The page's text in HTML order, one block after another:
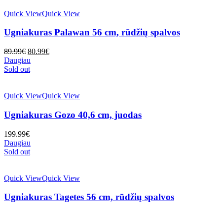
Quick ViewQuick View
Ugniakuras Palawan 56 cm, rūdžių spalvos
89.99€ Original
price
was:
80.99€Current
Daugiau
Sold out
Quick ViewQuick View
Ugniakuras Gozo 40,6 cm, juodas
199.99€
Daugiau
Sold out
Quick ViewQuick View
Ugniakuras Tagetes 56 cm, rūdžių spalvos